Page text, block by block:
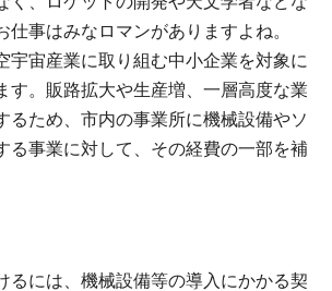
仕事はみなロマンがありますよね。
宇宙産業に取り組む中小企業を対象に
す。販路拡大や生産増、一層高度な業
るため、市内の事業所に機械設備やソ
る事業に対して、その経費の一部を補
るには、機械設備等の導入にかかる契